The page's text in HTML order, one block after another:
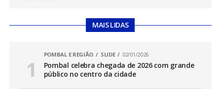
MAIS LIDAS
POMBAL E REGIÃO SLIDE 02/01/2026
Pombal celebra chegada de 2026 com grande
público no centro da cidade